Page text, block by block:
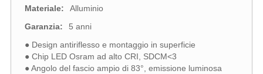
Materiale:
Alluminio
Garanzia:
5 anni
● Design antiriflesso e montaggio in superficie
● Chip LED Osram ad alto CRI, SDCM<3
● Angolo del fascio ampio di 83°, emissione luminosa